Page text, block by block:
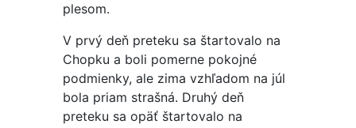
plesom.
V prvý deň preteku sa štartovalo na
Chopku a boli pomerne pokojné
podmienky, ale zima vzhľadom na júl
bola priam strašná. Druhý deň
preteku sa opäť štartovalo na